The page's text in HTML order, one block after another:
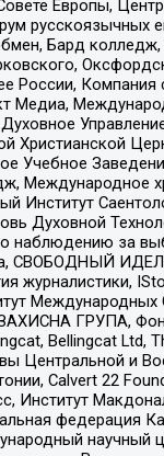
Европы,
русскоязычных
Бард колледж,
России, Компания
Медиа,
Христианской
Учебное
Международное
Институт
Духовной
наблюдению за
СВОБОДНЫЙ
журналистики,
Международных
ГРУПА,
Bellingcat Ltd,
Центральной и
Calvert 22
Институт
федерация
научный